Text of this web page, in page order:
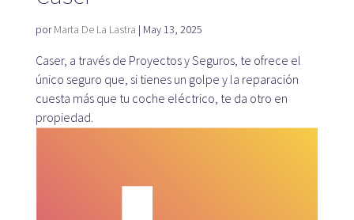
Plataforma SaaS
Plataforma SaaS
Beneficios
porMarta De La Lastra | May 13, 2025
Caser, a través de Proyectos y Seguros, te ofrece el
único seguro que, si tienes un golpe y la reparación
cuesta más que tu coche eléctrico, te da otro en
propiedad.